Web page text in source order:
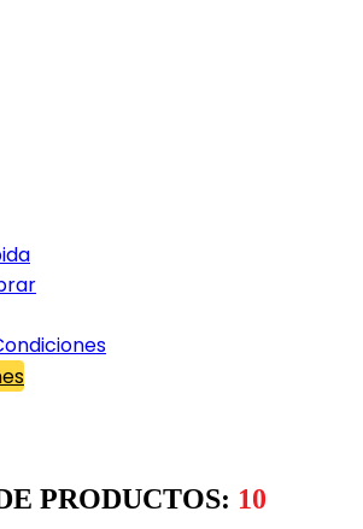
PRODUCTOS: 10